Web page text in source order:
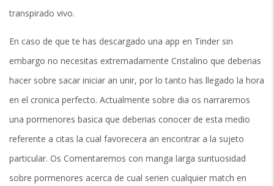
transpirado vivo.
En caso de que te has descargado una app en Tinder sin
embargo no necesitas extremadamente Cristalino que deberias
hacer sobre sacar iniciar an unir, por lo tanto has llegado la hora
en el cronica perfecto. Actualmente sobre dia os narraremos
una pormenores basica que deberias conocer de esta medio
referente a citas la cual favorecera an encontrar a la sujeto
particular. Os Comentaremos con manga larga suntuosidad
sobre pormenores acerca de cual seri­en cualquier match en